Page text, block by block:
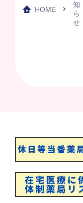
HOME
知
ら
せ